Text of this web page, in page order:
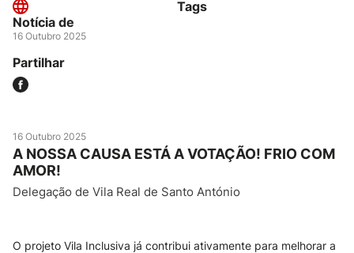
Notícia de
16 Outubro 2025
Tags
Partilhar
16 Outubro 2025
A NOSSA CAUSA ESTÁ A VOTAÇÃO! FRIO COM
AMOR!
Delegação de Vila Real de Santo António
O projeto Vila Inclusiva já contribui ativamente para melhorar a